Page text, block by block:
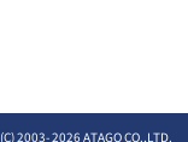
(C) 2003-2026 ATAGO CO.,LTD.